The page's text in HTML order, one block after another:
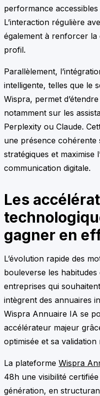
performance accessibles
L’interaction régulière
également à renforcer la
profil.
Parallèlement,
intelligente, telles que le
Wispra, permet
notamment sur les
Perplexity ou Claude.
une présence cohérente
stratégiques et maximise
communication digitale.
Les
gagner en
L’évolution rapide des
bouleverse les
entreprises qui
intègrent des annuaires
Wispra Annuaire IA se
accélérateur majeur
optimisée et sa
La plateforme Wispra
48h une visibilité
génération, en